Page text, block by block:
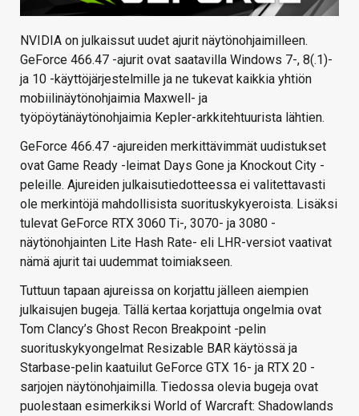
HAKU
NVIDIA on julkaissut uudet ajurit näytönohjaimilleen.
GeForce 466.47 -ajurit ovat saatavilla Windows 7-, 8(.1)-
ja 10 -käyttöjärjestelmille ja ne tukevat kaikkia yhtiön
mobiilinäytönohjaimia Maxwell- ja
työpöytänäytönohjaimia Kepler-arkkitehtuurista lähtien.
GeForce 466.47 -ajureiden merkittävimmät uudistukset
ovat Game Ready -leimat Days Gone ja Knockout City -
peleille. Ajureiden julkaisutiedotteessa ei valitettavasti
ole merkintöjä mahdollisista suorituskykyeroista. Lisäksi
tulevat GeForce RTX 3060 Ti-, 3070- ja 3080 -
näytönohjainten Lite Hash Rate- eli LHR-versiot vaativat
nämä ajurit tai uudemmat toimiakseen.
Tuttuun tapaan ajureissa on korjattu jälleen aiempien
julkaisujen bugeja. Tällä kertaa korjattuja ongelmia ovat
Tom Clancy’s Ghost Recon Breakpoint -pelin
suorituskykyongelmat Resizable BAR käytössä ja
Starbase-pelin kaatuilut GeForce GTX 16- ja RTX 20 -
sarjojen näytönohjaimilla. Tiedossa olevia bugeja ovat
puolestaan esimerkiksi World of Warcraft: Shadowlands